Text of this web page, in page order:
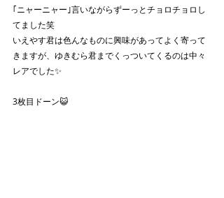
｢ニャーニャー｣言いながらずーっとチョロチョロし
てました笑
いえやす君は色んなものに興味があってよく寄って
きますが、ゆきむら君までくっついてくるのは中々
レアでした✨
3枚目ドーン😺